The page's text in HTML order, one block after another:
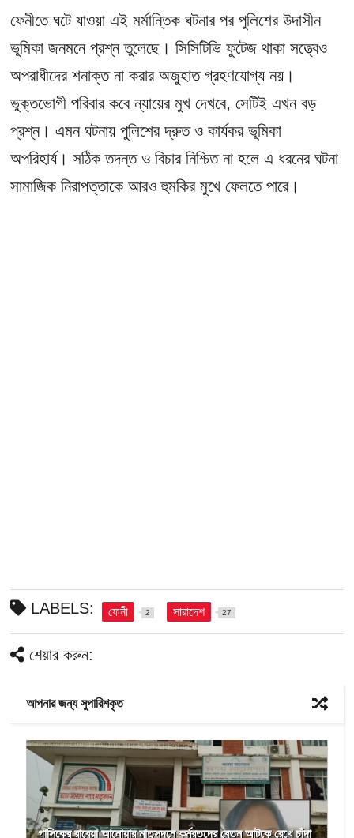
ফেনীতে ঘটে যাওয়া এই মর্মান্তিক ঘটনার পর পুলিশের উদাসীন
ভূমিকা জনমনে প্রশ্ন তুলেছে। সিসিটিভি ফুটেজ থাকা সত্ত্বেও
অপরাধীদের শনাক্ত না করার অজুহাত গ্রহণযোগ্য নয়।
ভুক্তভোগী পরিবার কবে ন্যায়ের মুখ দেখবে, সেটিই এখন বড়
প্রশ্ন। এমন ঘটনায় পুলিশের দ্রুত ও কার্যকর ভূমিকা
অপরিহার্য। সঠিক তদন্ত ও বিচার নিশ্চিত না হলে এ ধরনের ঘটনা
সামাজিক নিরাপত্তাকে আরও হুমকির মুখে ফেলতে পারে।
LABELS: ফেনী 2 সারাদেশ 27
শেয়ার করুন:
আপনার জন্য সুপারিশকৃত
গাসিকের রাবেয়া আনোয়ার মাতৃসদনে কর্মরতদের বেতন আটকে রেখে চাঁদা